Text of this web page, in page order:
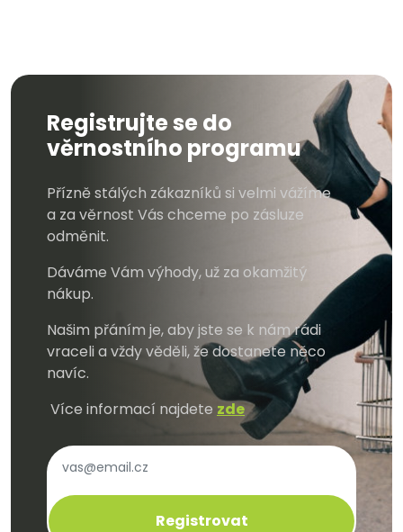
Registrujte se do
věrnostního programu
Přízně stálých zákazníků si velmi vážíme
a za věrnost Vás chceme po zásluze
odměnit.
Dáváme Vám výhody, už za okamžitý
nákup.
Našim přáním je, aby jste se k nám rádi
vraceli a vždy věděli, že dostanete něco
navíc.
Více informací najdete zde
Registrovat